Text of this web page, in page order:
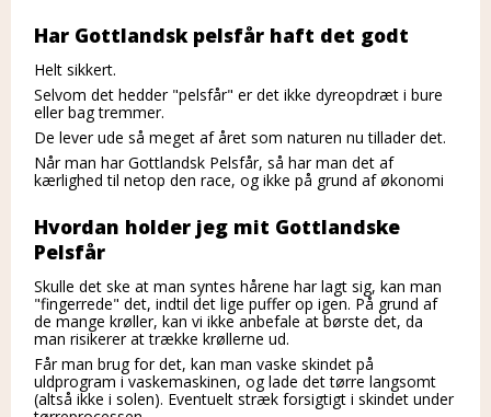
Har Gottlandsk pelsfår haft det godt
Helt sikkert.
Selvom det hedder "pelsfår" er det ikke dyreopdræt i bure
eller bag tremmer.
De lever ude så meget af året som naturen nu tillader det.
Når man har Gottlandsk Pelsfår, så har man det af
kærlighed til netop den race, og ikke på grund af økonomi
Hvordan holder jeg mit Gottlandske
Pelsfår
Skulle det ske at man syntes hårene har lagt sig, kan man
"fingerrede" det, indtil det lige puffer op igen. På grund af
de mange krøller, kan vi ikke anbefale at børste det, da
man risikerer at trække krøllerne ud.
Får man brug for det, kan man vaske skindet på
uldprogram i vaskemaskinen, og lade det tørre langsomt
(altså ikke i solen). Eventuelt stræk forsigtigt i skindet under